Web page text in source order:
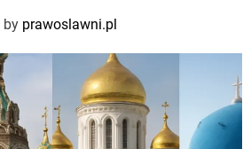
by prawoslawni.pl